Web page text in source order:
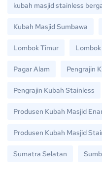
kubah masjid stainless
Kubah Masjid Sumbawa
Lombok Timur
Pagar Alam Pengrajin
Pengrajin Kubah Stainless
Produsen Kubah Masjid
Produsen Kubah Masjid
Sumatra Selatan